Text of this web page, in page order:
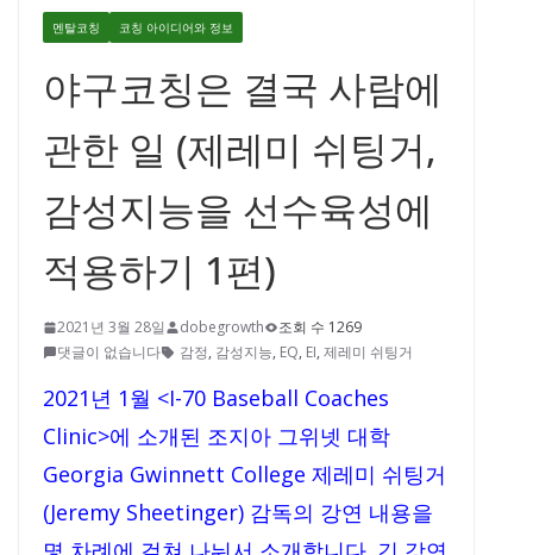
멘탈코칭 코칭 아이디어와 정보
야구코칭은 결국 사람에
관한 일 (제레미 쉬팅거,
감성지능을 선수육성에
적용하기 1편)
2021년 3월 28일 dobegrowth
조회 수 1269
댓글이 없습니다
감정, 감성지능, EQ, EI, 제레미 쉬팅거
2021년 1월 <I-70 Baseball Coaches
Clinic>에 소개된 조지아 그위넷 대학
Georgia Gwinnett College 제레미 쉬팅거
(Jeremy Sheetinger) 감독의 강연 내용을